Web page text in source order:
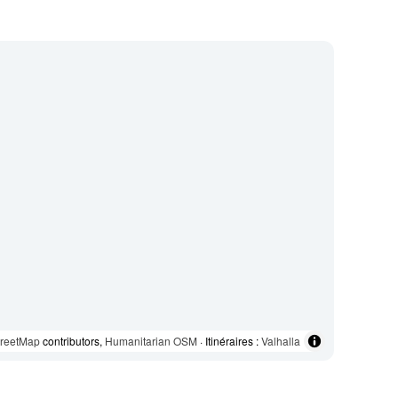
contributors, Humanitarian OSM · Itinéraires :Valhalla